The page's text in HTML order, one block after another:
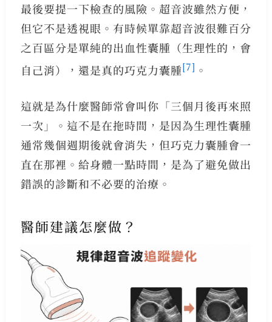
最後要提一下檢查的風險。超音波雖然方便，
但它不是透視眼。有時候單靠超音波很難百分
之百區分是單純的出血性囊腫（生理性的，會
自己消），還是真的巧克力囊腫[7] 。
這就是為什麼醫師常會叫你「三個月後再來照
一次」。這不是在拖時間，是因為生理性囊腫
通常幾個週期後就會消失，但巧克力囊腫會一
直在那裡。給身體一點時間，是為了避免做出
錯誤的診斷和不必要的治療。
醫師建議怎麼做？